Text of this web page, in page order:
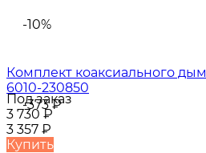
-10%
-373₽
Комплект коаксиального
6010-230850
Под заказ
3 730₽
3 357 ₽
Купить